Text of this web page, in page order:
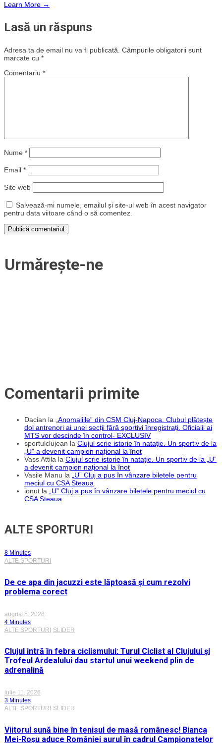
Learn More →
Lasă un răspuns
Adresa ta de email nu va fi publicată. Câmpurile obligatorii sunt
marcate cu *
Comentariu *
Nume *
Email *
Site web
Salvează-mi numele, emailul și site-ul web în acest navigator
pentru data viitoare când o să comentez.
Urmărește-ne
Comentarii primite
Dacian la „Anomaliile” din CSM Cluj-Napoca. Clubul plătește
doi antrenori ai unei secții fără sportivi înregistrați. Oficialii ai
MTS vor descinde în control- EXCLUSIV
sportulclujean la Clujul scrie istorie în natație. Un sportiv de la
„U” a devenit campion național la înot
Vass Attila la Clujul scrie istorie în natație. Un sportiv de la „U”
a devenit campion național la înot
Vasile Manu la „U” Cluj a pus în vânzare biletele pentru
meciul cu CSA Steaua
ionut la „U” Cluj a pus în vânzare biletele pentru meciul cu
CSA Steaua
ALTE SPORTURI
8 Minutes
ALTE SPORTURI
De ce apa din jacuzzi este lăptoasă și cum rezolvi
problema corect
august 5, 2026
4 Minutes
ALTE SPORTURI SLIDER
Clujul intră în febra ciclismului: Turul Ciclist al Clujului și
Trofeul Ardealului dau startul unui weekend plin de
adrenalină
iulie 11, 2026
3 Minutes
ALTE SPORTURI
SLIDER
Viitorul sună bine în tenisul de masă românesc! Bianca
Mei-Roșu aduce României aurul în cadrul Campionatelor